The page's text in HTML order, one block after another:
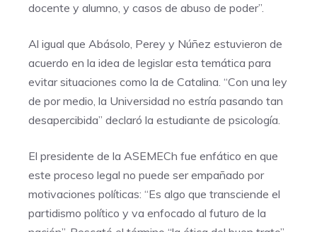
docente y alumno, y casos de abuso de poder”.
Al igual que Abásolo, Perey y Núñez estuvieron de
acuerdo en la idea de legislar esta temática para
evitar situaciones como la de Catalina. “Con una ley
de por medio, la Universidad no estría pasando tan
desapercibida” declaró la estudiante de psicología.
El presidente de la ASEMECh fue enfático en que
este proceso legal no puede ser empañado por
motivaciones políticas: “Es algo que transciende el
partidismo político y va enfocado al futuro de la